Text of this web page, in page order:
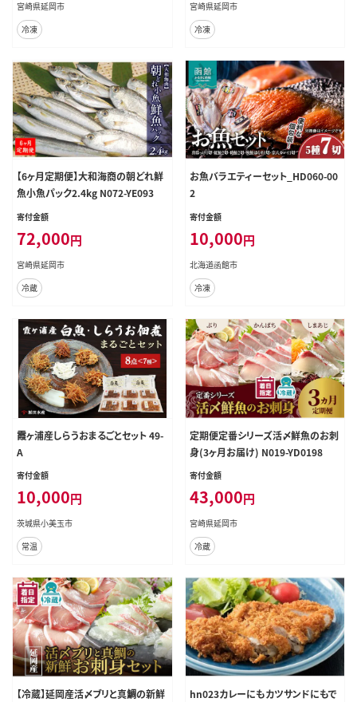
宮崎県延岡市
冷凍
宮崎県延岡市
冷凍
【6ヶ月定期便】大和海商の朝どれ鮮
魚小魚パック2.4kg N072-YE093
寄付金額
72,000円
宮崎県延岡市
冷蔵
お魚バラエティーセット_HD060-00
2
寄付金額
10,000円
北海道函館市
冷凍
霞ヶ浦産しらうおまるごとセット 49-
A
寄付金額
10,000円
茨城県小美玉市
常温
定期便定番シリーズ活〆鮮魚のお刺
身(3ヶ月お届け) N019-YD0198
寄付金額
43,000円
宮崎県延岡市
冷蔵
【冷蔵】延岡産活〆ブリと真鯛の新鮮
hn023カレーにもカツサンドにもで